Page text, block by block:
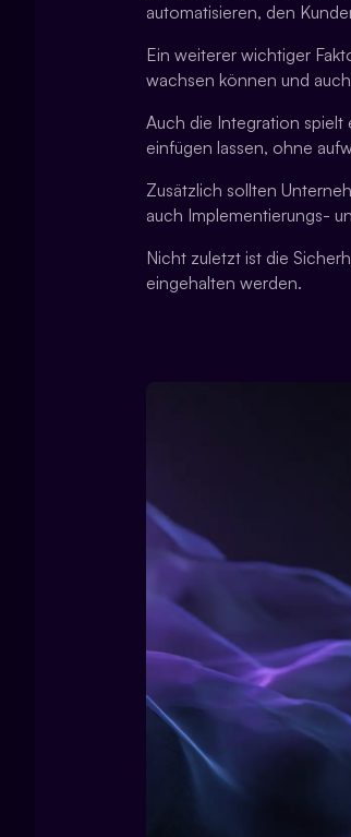
automatisieren, den
Ein weiterer wichtiger
wachsen können und
Auch die Integration spielt
einfügen lassen, ohne
Zusätzlich sollten
auch Implementierungs-
Nicht zuletzt ist die
eingehalten werden.